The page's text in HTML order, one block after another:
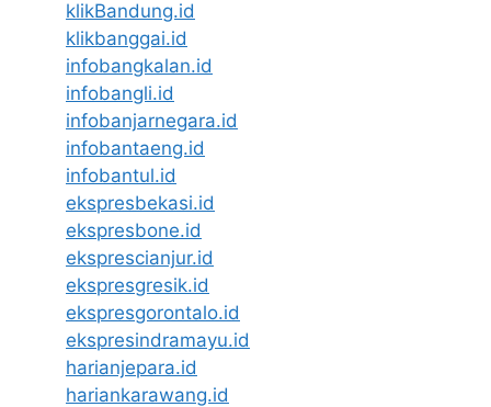
klikBandung.id
klikbanggai.id
infobangkalan.id
infobangli.id
infobanjarnegara.id
infobantaeng.id
infobantul.id
ekspresbekasi.id
ekspresbone.id
eksprescianjur.id
ekspresgresik.id
ekspresgorontalo.id
ekspresindramayu.id
harianjepara.id
hariankarawang.id